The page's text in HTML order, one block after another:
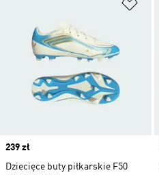
Price
239 zł
Dziecięce buty piłkarskie F50